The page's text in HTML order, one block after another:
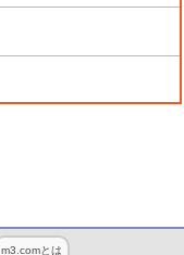
m3.comとは